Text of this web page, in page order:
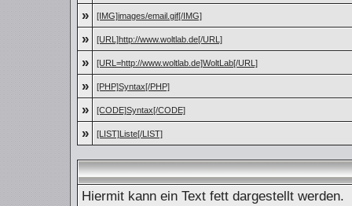
» [IMG]images/email.gif[/IMG]
» [URL]http://www.woltlab.de[/URL]
» [URL=http://www.woltlab.de]WoltLab[/URL]
» [PHP]Syntax[/PHP]
» [CODE]Syntax[/CODE]
» [LIST]Liste[/LIST]
Hiermit kann ein Text fett dargestellt werden.